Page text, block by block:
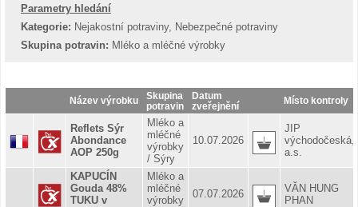
Parametry hledání
Kategorie: Nejakostní potraviny, Nebezpečné potraviny
Skupina potravin: Mléko a mléčné výrobky
Název výrobku
Skupina
potravin
Datum
zveřejnění
Místo kontroly
Reflets Sýr
Abondance
AOP 250g
Mléko a
mléčné
výrobky
/ Sýry
10.07.2026
JIP
východočeská,
a.s.
KAPUCÍN
Gouda 48%
TUKU v
Mléko a
mléčné
výrobky
07.07.2026
VĂN HUNG
PHAN